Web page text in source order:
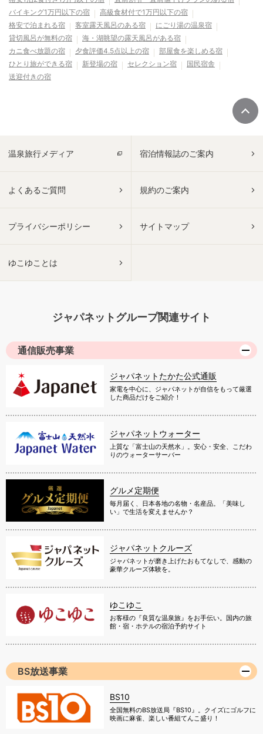
バイキング1万円以下の宿
高級食材付で1万円以下の宿
格安で泊まれる宿
客室露天風呂のある宿
にごり湯の温泉宿
貸切風呂が無料の宿
海・湖眺望の露天風呂がある宿
カニ食べ放題の宿
夕食評価4.5点以上の宿
部屋食を楽しめる宿
ひとり旅ができる宿
新登場の宿 セレクション宿
国民宿舎
送迎付きの宿
温泉旅行メディア 宿泊情報誌のご案内
よくあるご質問 規約のご案内
プライバシーポリシー サイトマップ
ゆこゆことは
ジャパネットグループ関連サイト
通信販売事業
ジャパネットたかた公式通販
家電を中心に、ジャパネットが自信をもって厳選
した商品だけをご紹介！
ジャパネットウォーター
上質な「富士山の天然水」。安心・安全、こだわ
りのウォーターサーバー
グルメ定期便
毎月届く、日本各地の名物・名産品。「美味し
い」で生活を変えませんか？
ジャパネットクルーズ
ジャパネットが磨き上げたおもてなしで、感動の
豪華クルーズ体験を。
ゆこゆこ
お客様の『良質な温泉旅』をお手伝い。国内の旅
館・宿・ホテルの宿泊予約サイト
BS放送事業
BS10
全国無料のBS放送局『BS10』。クイズにゴルフに
映画に麻雀、楽しい番組てんこ盛り！